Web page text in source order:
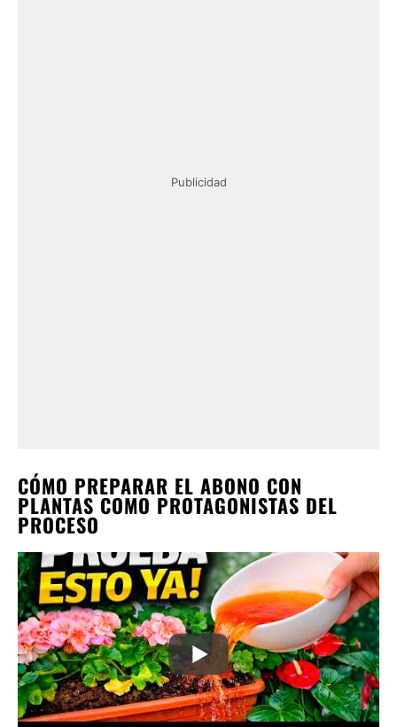
Publicidad
CÓMO PREPARAR EL ABONO CON
PLANTAS COMO PROTAGONISTAS DEL
PROCESO